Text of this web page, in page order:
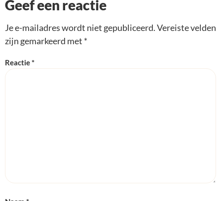
Geef een reactie
Je e-mailadres wordt niet gepubliceerd.Vereiste velden
zijn gemarkeerd met *
Reactie*